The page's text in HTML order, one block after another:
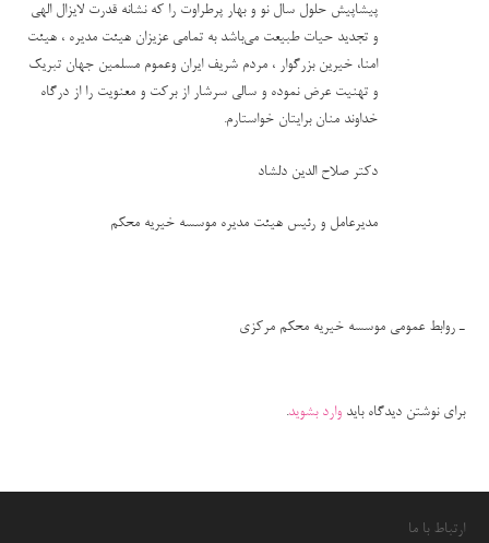
پیشاپیش حلول سال نو و بهار پرطراوت را که نشانه قدرت لایزال الهی
و تجدید حیات طبیعت می‌باشد به تمامی عزیزان هیئت مدیره ، هیئت
امنا، خیرین بزرگوار ، مردم شریف ایران وعموم مسلمین جهان تبریک
و تهنیت عرض نموده و سالی سرشار از برکت و معنویت را از درگاه
خداوند منان برایتان خواستارم.
دکتر صلاح الدین دلشاد
مدیرعامل و رئیس هیئت مدیره موسسه خیریه محکم
ـ روابط عمومی موسسه خیریه محکم مرکزی
برای نوشتن دیدگاه بایدوارد بشوید.
ارتباط با ما